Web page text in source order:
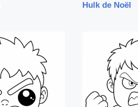
Hulk de Noël